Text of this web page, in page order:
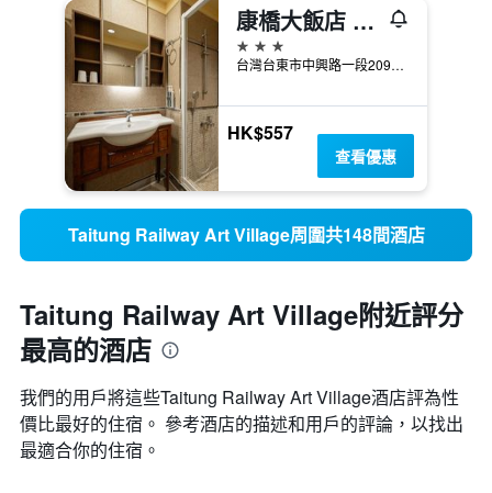
康橋大飯店 台東館
3星級
台灣台東市中興路一段209巷16號
HK$557
查看優惠
Taitung Railway Art Village周圍共148間酒店
Taitung Railway Art Village附近評分
最高的酒店
我們的用戶將這些Taitung Railway Art Village酒店評為性
價比最好的住宿。 參考酒店的描述和用戶的評論，以找出
最適合你的住宿。